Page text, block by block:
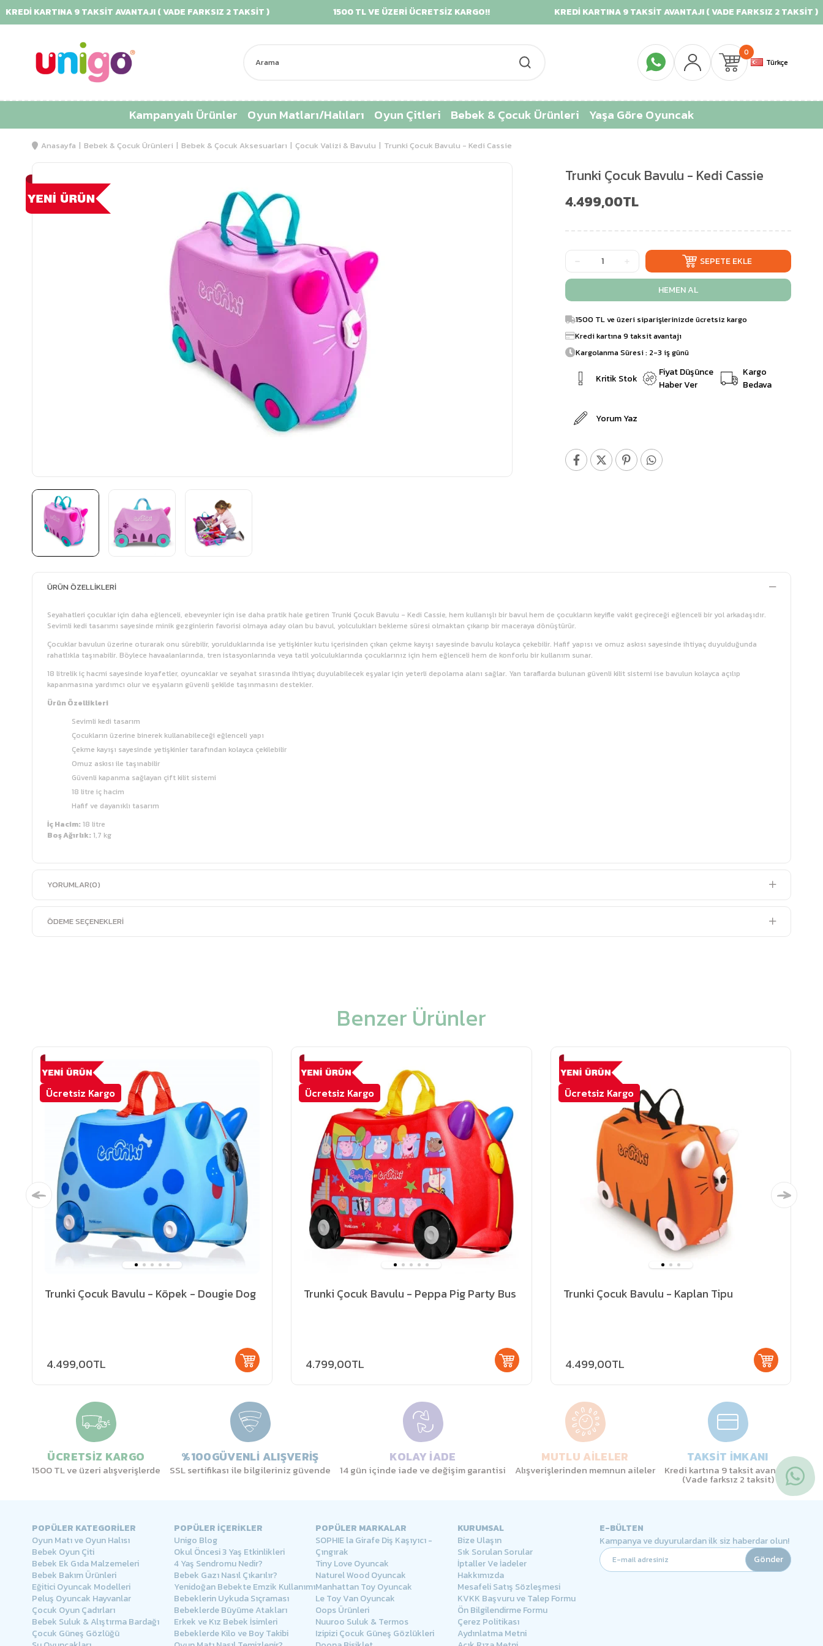
KARTINA 9 TAKSİT AVANTAJI ( VADE FARKSIZ 2 TAKSİT ) 1500 TL VE ÜZERİ ÜCRETSİZ KARGO!! KREDİ KARTINA 9 TAKSİT AVANTAJI ( VADE FARKSIZ 2 TAKSİT )
0
Türkçe
Kampanyalı Ürünler Oyun Matları/Halıları Oyun Çitleri Bebek & Çocuk Ürünleri Yaşa Göre Oyuncak
Anasayfa Bebek & Çocuk Ürünleri Bebek & Çocuk Aksesuarları Çocuk Valizi & Bavulu Trunki Çocuk Bavulu - Kedi Cassie
Trunki Çocuk Bavulu - Kedi Cassie
4.499,00TL
1500 TL ve üzeri siparişlerinizde ücretsiz kargo
Kredi kartına 9 taksit avantajı
Kargolanma Süresi : 2-3 iş günü
Kritik Stok
Fiyat Düşünce
Haber Ver
Kargo
Bedava
Yorum Yaz
ÜRÜN ÖZELLIKLERI
Seyahatleri çocuklar için daha eğlenceli, ebeveynler için ise daha pratik hale getiren Trunki Çocuk Bavulu - Kedi Cassie, hem kullanışlı bir bavul hem de çocukların keyifle vakit geçireceği eğlenceli bir yol arkadaşıdır.
Sevimli kedi tasarımı sayesinde minik gezginlerin favorisi olmaya aday olan bu bavul, yolculukları bekleme süresi olmaktan çıkarıp bir maceraya dönüştürür.
Çocuklar bavulun üzerine oturarak onu sürebilir, yorulduklarında ise yetişkinler kutu içerisinden çıkan çekme kayışı sayesinde bavulu kolayca çekebilir. Hafif yapısı ve omuz askısı sayesinde ihtiyaç duyulduğunda
rahatlıkla taşınabilir. Böylece havaalanlarında, tren istasyonlarında veya tatil yolculuklarında çocuklarınız için hem eğlenceli hem de konforlu bir kullanım sunar.
18 litrelik iç hacmi sayesinde kıyafetler, oyuncaklar ve seyahat sırasında ihtiyaç duyulabilecek eşyalar için yeterli depolama alanı sağlar. Yan taraflarda bulunan güvenli kilit sistemi ise bavulun kolayca açılıp
kapanmasına yardımcı olur ve eşyaların güvenli şekilde taşınmasını destekler.
Ürün Özellikleri
Sevimli kedi tasarım
Çocukların üzerine binerek kullanabileceği eğlenceli yapı
Çekme kayışı sayesinde yetişkinler tarafından kolayca çekilebilir
Omuz askısı ile taşınabilir
Güvenli kapanma sağlayan çift kilit sistemi
18 litre iç hacim
Hafif ve dayanıklı tasarım
İç Hacim: 18 litre
Boş Ağırlık: 1,7 kg
YORUMLAR(0)
ÖDEME SEÇENEKLERI
Benzer Ürünler
Trunki Çocuk Bavulu - Köpek - Dougie Dog
4.499,00TL
Ücretsiz Kargo
Trunki Çocuk Bavulu - Peppa Pig Party Bus
4.799,00TL
Ücretsiz Kargo
Trunki Çocuk Bavulu - Kaplan Tipu
4.499,00TL
Ücretsiz Kargo
ÜCRETSİZ KARGO
1500 TL ve üzeri alışverişlerde
%100GÜVENLİ ALIŞVERİŞ
SSL sertifikası ile bilgileriniz güvende
KOLAY İADE
14 gün içinde iade ve değişim garantisi
MUTLU AİLELER
Alışverişlerinden memnun aileler
TAKSİT İMKANI
Kredi kartına 9 taksit avantajı
(Vade farksız 2 taksit)
POPÜLER KATEGORİLER
Oyun Matı ve Oyun Halısı
Bebek Oyun Çiti
Bebek Ek Gıda Malzemeleri
Bebek Bakım Ürünleri
Eğitici Oyuncak Modelleri
Peluş Oyuncak Hayvanlar
Çocuk Oyun Çadırları
Bebek Suluk & Alıştırma Bardağı
Çocuk Güneş Gözlüğü
POPÜLER İÇERİKLER
Unigo Blog
Okul Öncesi 3 Yaş Etkinlikleri
4 Yaş Sendromu Nedir?
Bebek Gazı Nasıl Çıkarılır?
Yenidoğan Bebekte Emzik Kullanımı
Bebeklerin Uykuda Sıçraması
Bebeklerde Büyüme Atakları
Erkek ve Kız Bebek İsimleri
Bebeklerde Kilo ve Boy Takibi
POPÜLER MARKALAR
SOPHIE la Girafe Diş Kaşıyıcı -
Çıngırak
Tiny Love Oyuncak
Naturel Wood Oyuncak
Manhattan Toy Oyuncak
Le Toy Van Oyuncak
Oops Ürünleri
Nuuroo Suluk & Termos
Izipizi Çocuk Güneş Gözlükleri
KURUMSAL
Bize Ulaşın
Sık Sorulan Sorular
İptaller Ve İadeler
Hakkımızda
Mesafeli Satış Sözleşmesi
KVKK Başvuru ve Talep Formu
Ön Bilgilendirme Formu
Çerez Politikası
Aydınlatma Metni
E-BÜLTEN
Kampanya ve duyurulardan ilk siz haberdar olun!
Gönder